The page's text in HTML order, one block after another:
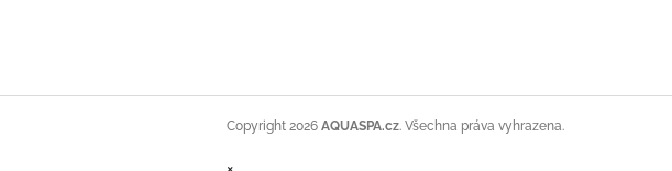
Copyright 2026 AQUASPA.cz. Všechna práva vyhrazena.